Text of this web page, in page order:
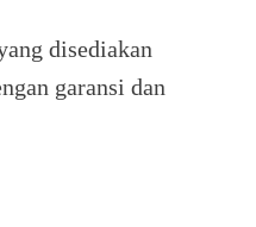
disediakan
garansi dan